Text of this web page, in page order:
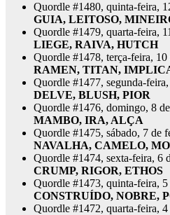
Quordle #1480, quinta-feira,
GUIA, LEITOSO,
Quordle #1479, quarta-feira,
LIEGE, RAIVA, HUTCH
Quordle #1478, terça-feira, 10
RAMEN, TITAN,
Quordle #1477, segunda-
DELVE, BLUSH, PIOR
Quordle #1476, domingo, 8
MAMBO, IRA, ALÇA
Quordle #1475, sábado, 7 de
NAVALHA, CAMELO,
Quordle #1474, sexta-feira, 6
CRUMP, RIGOR, ETHOS
Quordle #1473, quinta-feira, 5
CONSTRUÍDO, NOBRE,
Quordle #1472, quarta-feira,